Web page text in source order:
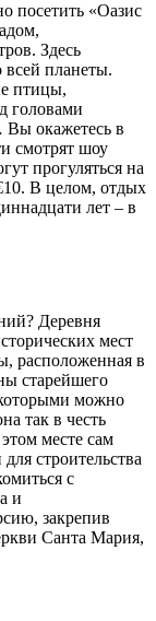
посетить «Оазис
Здесь
всей планеты.
птицы,
головами
Вы окажетесь в
смотрят шоу
прогуляться на
В целом, отдых
лет – в
Деревня
мест
расположенная в
старейшего
можно
так в честь
месте сам
строительства
с
и
закрепив
Санта Мария,